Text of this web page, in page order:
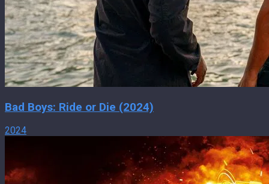
Bad Boys: Ride or Die (2024)
2024